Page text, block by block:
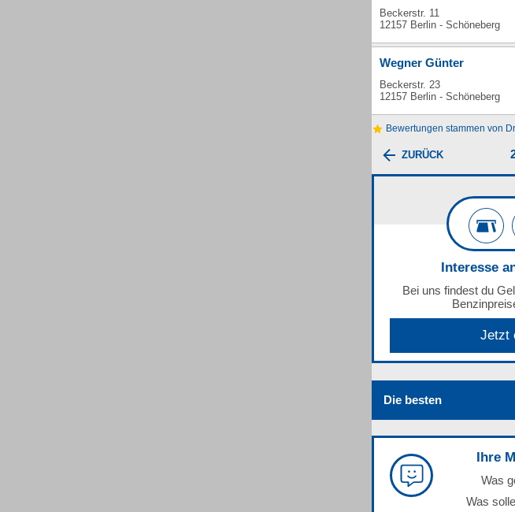
Beckerstr. 11
12157 Berlin - Schöneberg
Wegner Günter
Beckerstr. 23
12157 Berlin - Schöneberg
Bewertungen stammen von
ZURÜCK
Interesse
Bei uns findest du
Jetzt
Die besten
Ihre
Was
Was